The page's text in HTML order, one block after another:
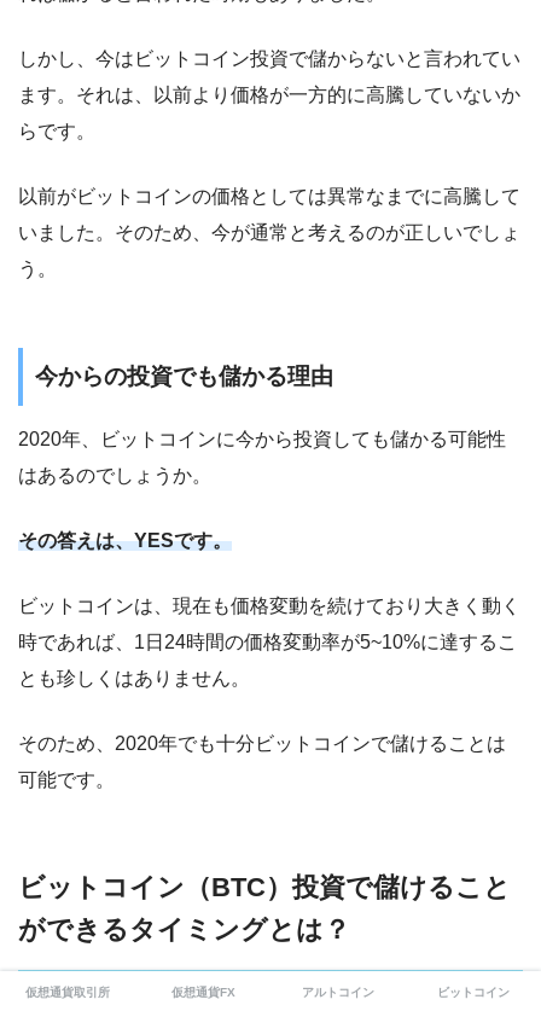
しかし、今はビットコイン投資で儲からないと言われてい
ます。それは、以前より価格が一方的に高騰していないか
らです。
以前がビットコインの価格としては異常なまでに高騰して
いました。そのため、今が通常と考えるのが正しいでしょ
う。
今からの投資でも儲かる理由
2020年、ビットコインに今から投資しても儲かる可能性
はあるのでしょうか。
その答えは、YESです。
ビットコインは、現在も価格変動を続けており大きく動く
時であれば、1日24時間の価格変動率が5~10%に達するこ
とも珍しくはありません。
そのため、2020年でも十分ビットコインで儲けることは
可能です。
ビットコイン（BTC）投資で儲けること
ができるタイミングとは？
仮想通貨取引所 仮想通貨FX アルトコイン ビットコイン